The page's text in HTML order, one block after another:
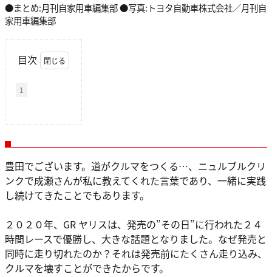
●まとめ:月刊自家用車編集部 ●写真:トヨタ自動車株式会社／月刊自
家用車編集部
目次
1
豊田でございます。道がクルマをつくる…、ニュルブルクリ
ンクで成瀬さんが私に教えてくれた言葉であり、一緒に実践
し続けてきたことでもあります。
２０２０年、GR ヤリスは、発売の”その日”に行われた２４
時間レースで優勝し、大きな話題となりました。なぜ発売と
同時に走り切れたのか？それは発売前にたくさん走り込み、
クルマを壊すことができたからです。